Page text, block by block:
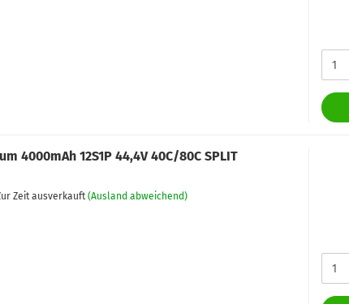
4000mAh 12S1P 44,4V 40C/80C SPLIT
Zeit ausverkauft (Ausland abweichend)